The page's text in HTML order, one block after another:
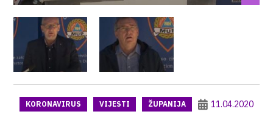
KORONAVIRUS VIJESTI ŽUPANIJA
11.04.2020